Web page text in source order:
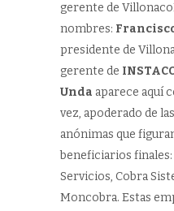
gerente de
nombres:
presidente de
gerente de
Unda aparece aquí
vez, apoderado de
anónimas que
beneficiarios
Servicios, Cobra
Moncobra. Estas